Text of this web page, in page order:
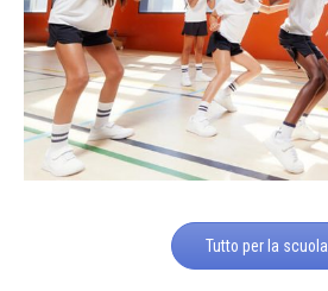
Tutto per la scuola